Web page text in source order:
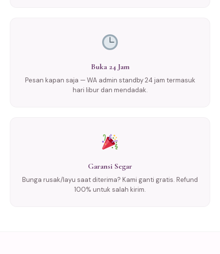
Buka 24 Jam
Pesan kapan saja — WA admin standby 24 jam termasuk
hari libur dan mendadak.
Garansi Segar
Bunga rusak/layu saat diterima? Kami ganti gratis. Refund
100% untuk salah kirim.